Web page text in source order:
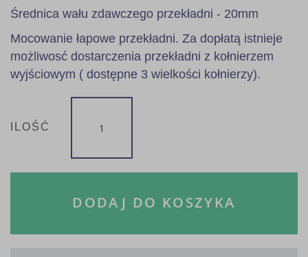
Średnica wału zdawczego przekładni - 20mm
Mocowanie łapowe przekładni. Za dopłatą istnieje
możliwosć dostarczenia przekładni z kołnierzem
wyjściowym ( dostępne 3 wielkości kołnierzy).
ILOŚĆ
DODAJ DO KOSZYKA